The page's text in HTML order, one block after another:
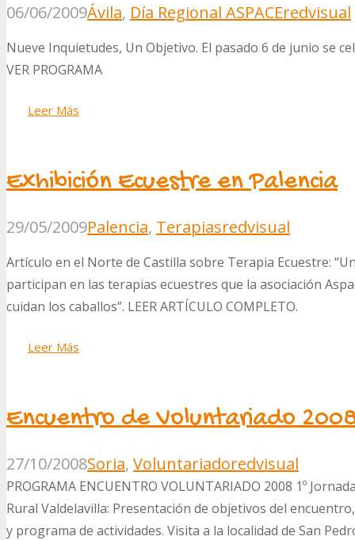
06/06/2009Ávila, Día Regional ASPACEredvisual
Nueve Inquietudes, Un Objetivo. El pasado 6 de junio se
VER PROGRAMA
Leer Más
Exhibición Ecuestre en Palencia
29/05/2009Palencia, Terapiasredvisual
Artículo en el Norte de Castilla sobre Terapia Ecuestre:
participan en las terapias ecuestres que la asociación
cuidan los caballos”. LEER ARTÍCULO COMPLETO.
Leer Más
Encuentro de Voluntariado
27/10/2008Soria, Voluntariadoredvisual
PROGRAMA ENCUENTRO VOLUNTARIADO 2008 1º
Rural Valdelavilla: Presentación de objetivos del
y programa de actividades. Visita a la localidad de San